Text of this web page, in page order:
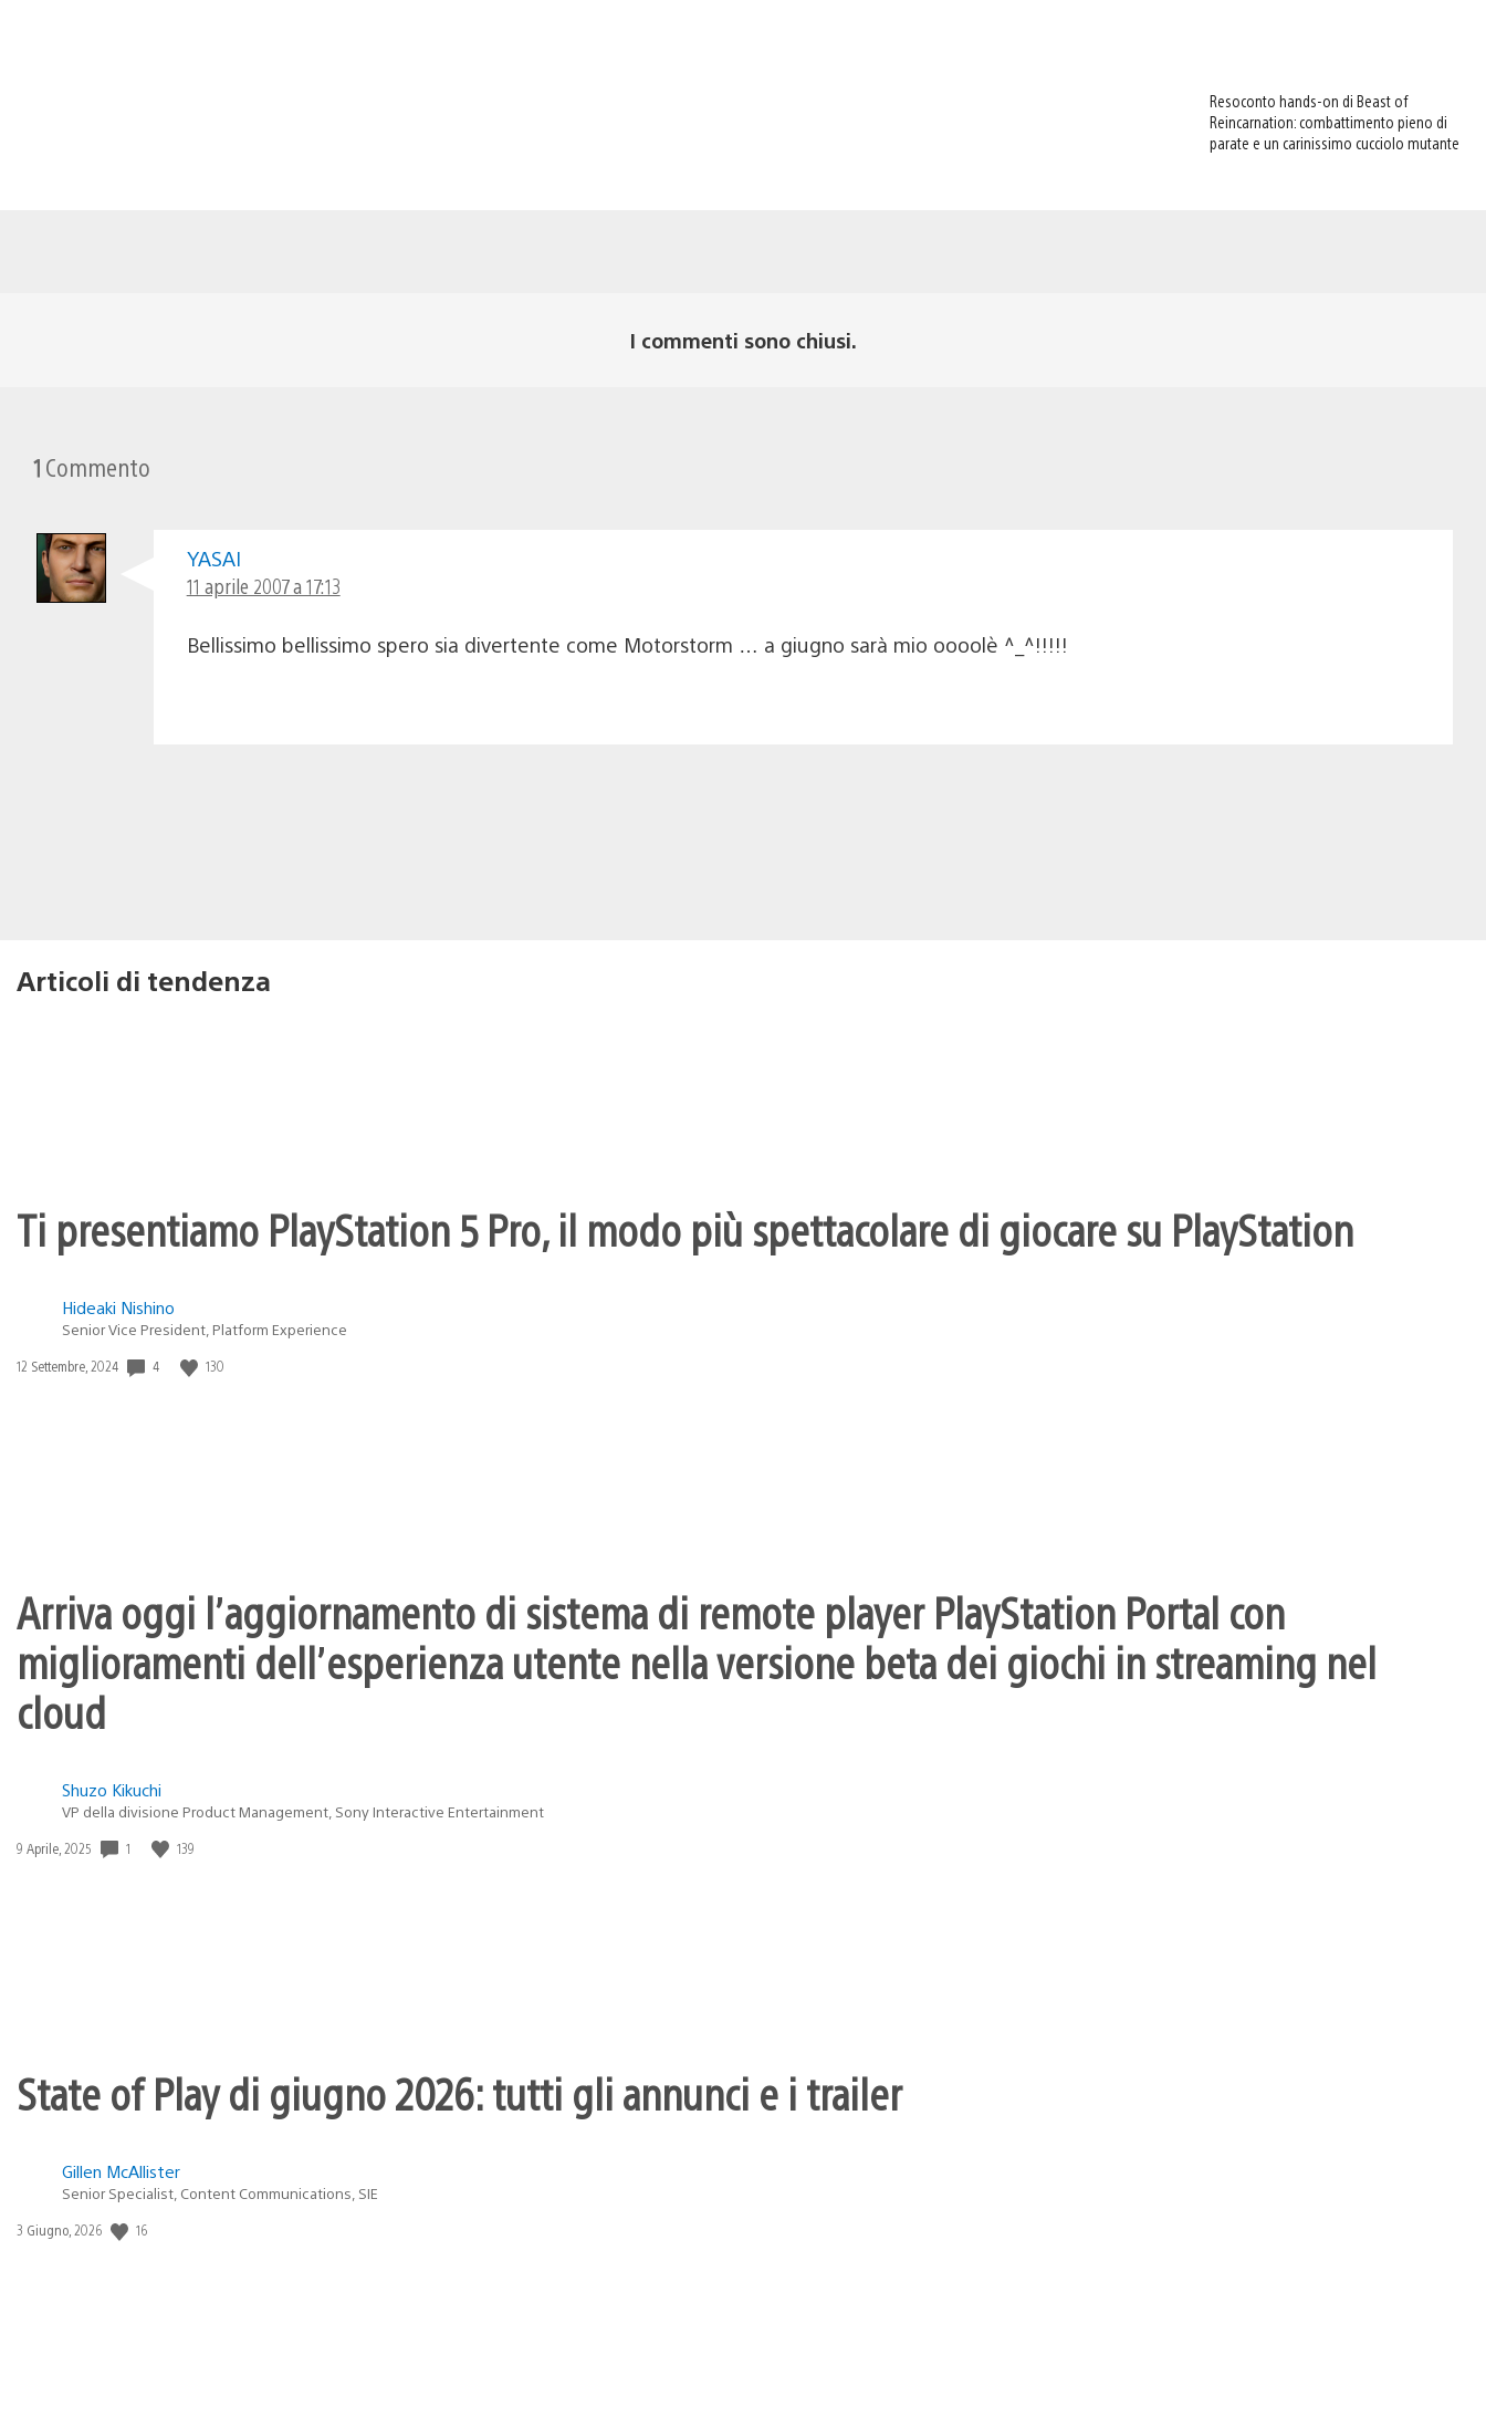
Resoconto hands-on di Beast of
Reincarnation: combattimento pieno di
parate e un carinissimo cucciolo mutante
I commenti sono chiusi.
1 Commento
YASAI
11 aprile 2007 a 17:13
Bellissimo bellissimo spero sia divertente come Motorstorm … a giugno sarà mio oooolè ^_^!!!!!
Articoli di tendenza
Ti presentiamo PlayStation 5 Pro, il modo più spettacolare di giocare su PlayStation
Hideaki Nishino
Senior Vice President, Platform Experience
Data
12 Settembre, 2024 4 130
Arriva oggi l’aggiornamento di sistema di remote player PlayStation Portal con
miglioramenti dell’esperienza utente nella versione beta dei giochi in streaming nel
cloud
Shuzo Kikuchi
VP della divisione Product Management, Sony Interactive Entertainment
Data
9 Aprile, 2025 1 139
State of Play di giugno 2026: tutti gli annunci e i trailer
Gillen McAllister
Senior Specialist, Content Communications, SIE
Data
3 Giugno, 2026 16